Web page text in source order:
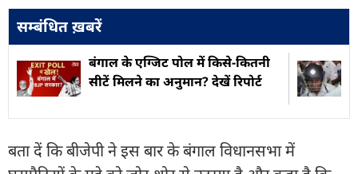
सम्बंधित ख़बरें
बंगाल के एग्जिट पोल में किसे-कितनी
सीटें मिलने का अनुमान? देखें रिपोर्ट
बता दें कि बीजेपी ने इस बार के बंगाल विधानसभा में